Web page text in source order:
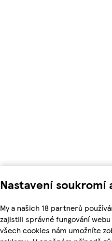
Nastavení soukromí
My a našich 18 partnerů
zajistili správné fungování
všech cookies nám umožníte